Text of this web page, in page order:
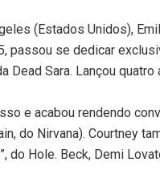
(Estados Unidos),
passou se dedicar
Dead Sara. Lançou
e acabou rendendo
do Nirvana). Courtney
do Hole. Beck, Demi